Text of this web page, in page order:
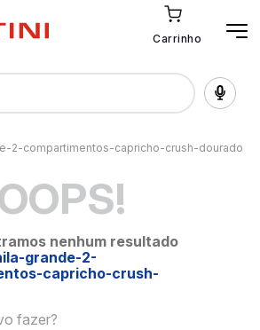
Carrinho
2-compartimentos-capricho-crush-dourado
nenhum resultado
grande-2-
capricho-crush-
fazer?